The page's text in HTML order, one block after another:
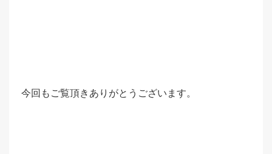
今回もご覧頂きありがとうございます。